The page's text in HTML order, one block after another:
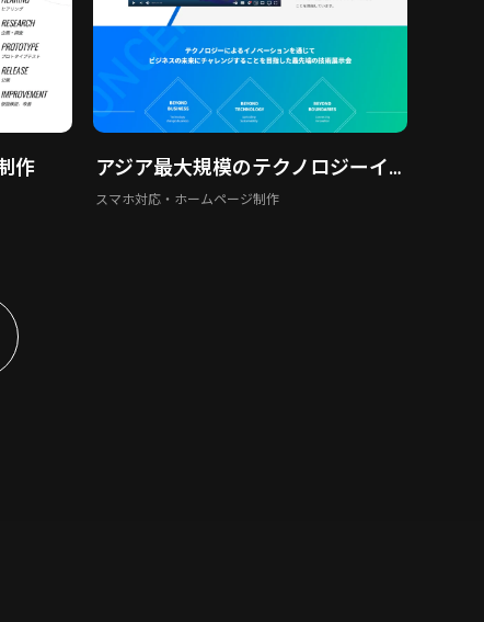
作 アジア最大規模のテクノロジーイベント BEYOND EXPO
スマホ対応・ホームページ制作